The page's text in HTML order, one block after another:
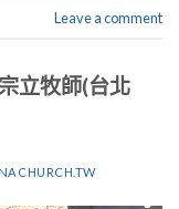
Leave a comment
立牧師(台北